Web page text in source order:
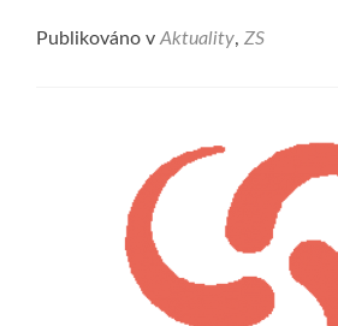
Publikováno v Aktuality, ZS